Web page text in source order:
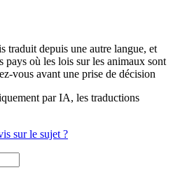
traduit depuis une autre langue, et
pays où les lois sur les animaux sont
vous avant une prise de décision
par IA, les traductions
sur le sujet ?